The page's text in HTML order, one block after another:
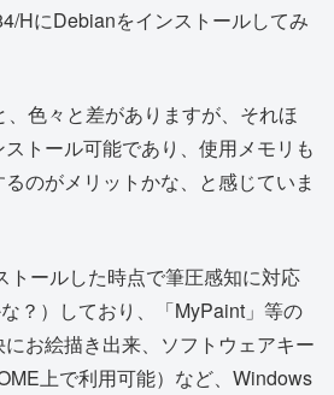
HにDebianをインストールしてみ
色々と差がありますが、それほ
トール可能であり、使用メモリも
のがメリットかな、と感じていま
トールした時点で筆圧感知に対応
な？）しており、「MyPaint」等の
お絵描き出来、ソフトウェアキー
上で利用可能）など、Windows